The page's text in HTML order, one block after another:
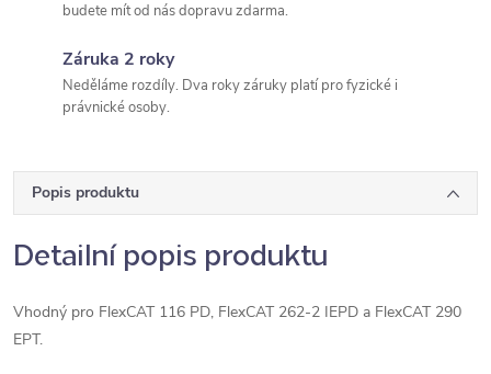
budete mít od nás dopravu zdarma.
Záruka 2 roky
Neděláme rozdíly. Dva roky záruky platí pro fyzické i
právnické osoby.
Popis produktu
Detailní popis produktu
Vhodný pro FlexCAT 116 PD, FlexCAT 262-2 IEPD a FlexCAT 290
EPT.